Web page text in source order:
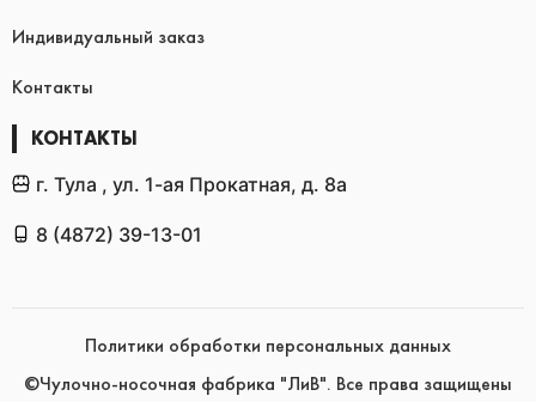
Индивидуальный заказ
Контакты
КОНТАКТЫ
г. Тула , ул. 1-ая Прокатная, д. 8а
8 (4872) 39-13-01
©Чулочно-носочная фабрика "ЛиВ". Все права защищены
Политики обработки персональных данных